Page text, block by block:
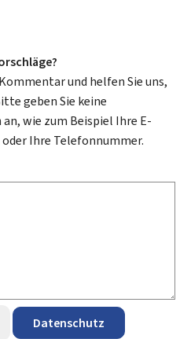
und helfen Sie uns,
geben Sie keine
wie zum Beispiel Ihre E-
Ihre Telefonnummer.
Datenschutz